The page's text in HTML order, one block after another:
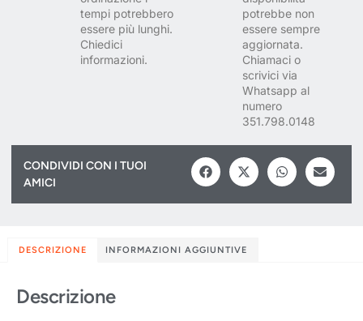
tempi potrebbero
essere più lunghi.
Chiedici
informazioni.
potrebbe non
essere sempre
aggiornata.
Chiamaci o
scrivici via
Whatsapp al
numero
351.798.0148
CONDIVIDI CON I TUOI
AMICI
DESCRIZIONE INFORMAZIONI AGGIUNTIVE
Descrizione